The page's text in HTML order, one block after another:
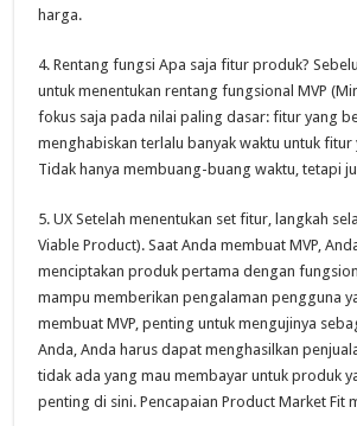
harga.
4. Rentang fungsi Apa saja fitur produk?
untuk menentukan rentang fungsional MVP
fokus saja pada nilai paling dasar: fitur yang
menghabiskan terlalu banyak waktu untuk
Tidak hanya membuang-buang waktu, tetapi
5. UX Setelah menentukan set fitur, langkah
Viable Product). Saat Anda membuat MVP,
menciptakan produk pertama dengan
mampu memberikan pengalaman pengguna
membuat MVP, penting untuk mengujinya
Anda, Anda harus dapat menghasilkan
tidak ada yang mau membayar untuk produk
penting di sini. Pencapaian Product Market Fit